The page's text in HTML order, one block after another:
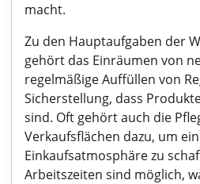
macht.
Zu den Hauptaufgaben der
gehört das Einräumen von
regelmäßige Auffüllen von
Sicherstellung, dass
sind. Oft gehört auch die
Verkaufsflächen dazu, um
Einkaufsatmosphäre zu
Arbeitszeiten sind möglich,